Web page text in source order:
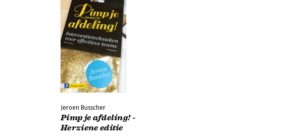
Jeroen Busscher
Pimp je afdeling! -
Herziene editie